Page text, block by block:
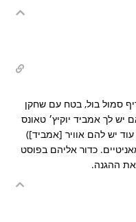
סמול בול, בטח עם שחקן
יש לך אמביד יוקיץ׳ טאונס
יש להם אוויר [אמביד])
כדור אליהם בפוסט
את ההגנה.